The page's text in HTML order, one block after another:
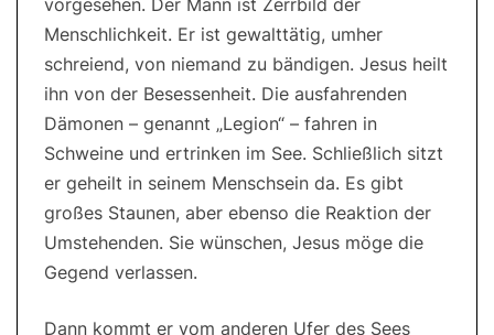
vorgesehen. Der Mann ist Zerrbild der
Menschlichkeit. Er ist gewalttätig, umher
schreiend, von niemand zu bändigen. Jesus heilt
ihn von der Besessenheit. Die ausfahrenden
Dämonen – genannt „Legion“ – fahren in
Schweine und ertrinken im See. Schließlich sitzt
er geheilt in seinem Menschsein da. Es gibt
großes Staunen, aber ebenso die Reaktion der
Umstehenden. Sie wünschen, Jesus möge die
Gegend verlassen.
Dann kommt er vom anderen Ufer des Sees